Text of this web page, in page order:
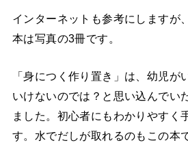
インターネットも参考にしますが
本は写真の3冊です。
「身につく作り置き」は、幼児が
いけないのでは？と思い込んでい
ました。初心者にもわかりやすく
す。水でだしが取れるのもこの本